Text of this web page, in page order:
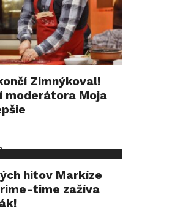
Zimnýkoval!
moderátora Moja
hitov Markíze
time zažíva